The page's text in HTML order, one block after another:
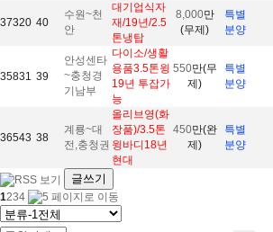
37320 40
수원~천
안
대기업식자
재/19년/2.5
톤냉탑
8,000만
(무제)
특별
분양
35831 39
안성센타
~충청경
기남부
다이소/생활
용품3.5톤윙
19년 투잡가
능
550만(무
제)
특별
분양
36543 38
계룡~대
전,충청권
올리브영(화
장품)/3.5톤
윙바디18년
현대
450만(완
제)
특별
분양
글쓰기
1234